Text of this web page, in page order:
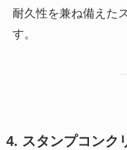
耐久性を兼ね備えた
す。
4. スタンプコンク